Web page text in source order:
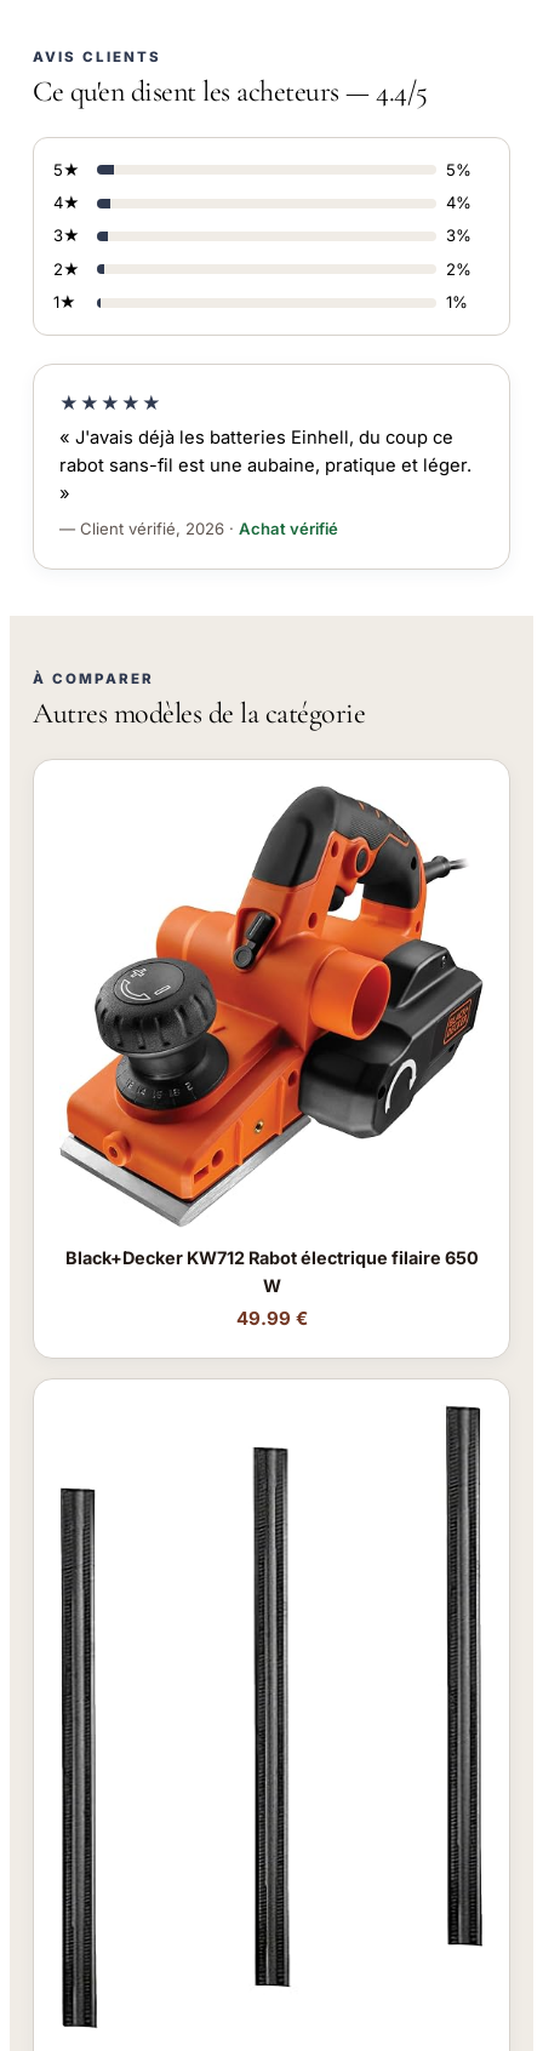
AVIS CLIENTS
Ce qu'en disent les acheteurs — 4.4/5
5★
5%
4★
4%
3★
3%
2★
2%
1★
1%
★★★★★
« J'avais déjà les batteries Einhell, du coup ce
rabot sans-fil est une aubaine, pratique et léger.
»
— Client vérifié, 2026 · Achat vérifié
À COMPARER
Autres modèles de la catégorie
Black+Decker KW712 Rabot électrique filaire 650
W
49.99 €